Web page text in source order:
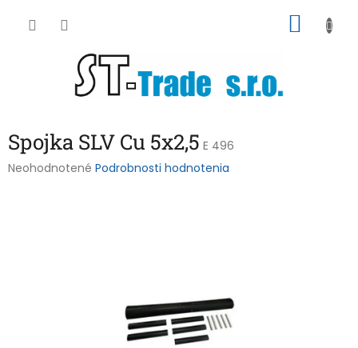
Spojka SLV Cu 5x2,5 E 496
Priemerné
Neohodnotené Podrobnosti hodnotenia